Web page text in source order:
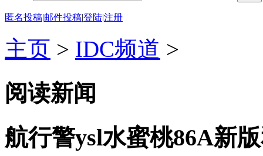
匿名投稿|邮件投稿|登陆|注册
主页 > IDC频道 >
阅读新闻
航行警ysl水蜜桃86A新